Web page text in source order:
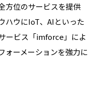
方位のサービスを提供
ハウにIoT、AIといった
ービス「imforce」によ
ォーメーションを強力に